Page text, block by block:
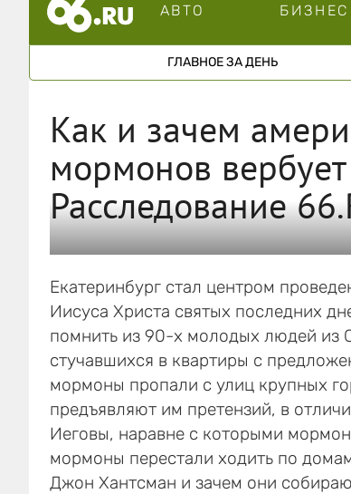
АВТО БИЗНЕС
ГЛАВНОЕ ЗА ДЕНЬ
Как и зачем
мормонов
Расследование
Екатеринбург стал центром
Иисуса Христа святых последних
помнить из 90-х молодых людей из
стучавшихся в квартиры с
мормоны пропали с улиц крупных
предъявляют им претензий, в
Иеговы, наравне с которыми
мормоны перестали ходить по
Джон Хантсман и зачем они